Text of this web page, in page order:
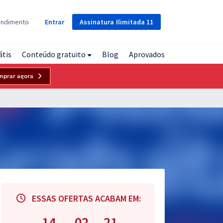
Assinatura Ilimitada 11
Entrar
Conteúdo gratuito Blog Aprovados
agora
ESSAS OFERTAS ACABAM EM: